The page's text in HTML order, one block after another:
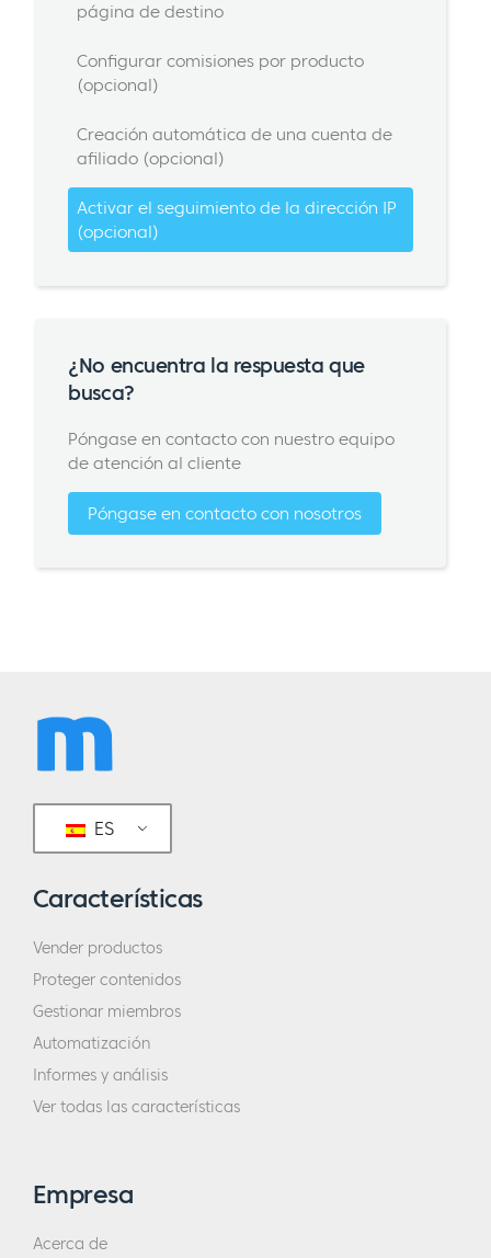
página de destino
Configurar comisiones por producto
(opcional)
Creación automática de una cuenta de
afiliado (opcional)
Activar el seguimiento de la dirección IP
(opcional)
¿No encuentra la respuesta que
busca?
Póngase en contacto con nuestro equipo
de atención al cliente
Póngase en contacto con nosotros
ES
Características
Vender productos
Proteger contenidos
Gestionar miembros
Automatización
Informes y análisis
Ver todas las características
Empresa
Acerca de